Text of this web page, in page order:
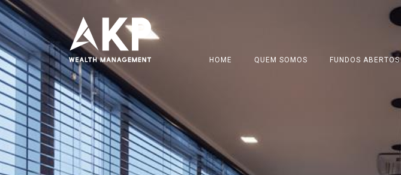
HOME QUEM SOMOS FUNDOS ABERTOS